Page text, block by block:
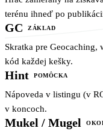
terénu ihneď po
GC ZÁKLAD
Skratka pre Geocaching,
kód každej kešky.
Hint POMÔCKA
Nápoveda v listingu (v
v koncoch.
Mukel / Mugel